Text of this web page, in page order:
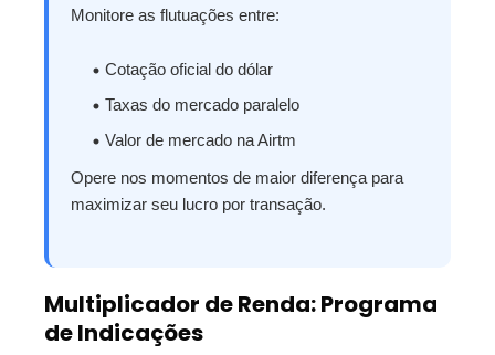
Monitore as flutuações entre:
Cotação oficial do dólar
Taxas do mercado paralelo
Valor de mercado na Airtm
Opere nos momentos de maior diferença para
maximizar seu lucro por transação.
Multiplicador de Renda: Programa
de Indicações